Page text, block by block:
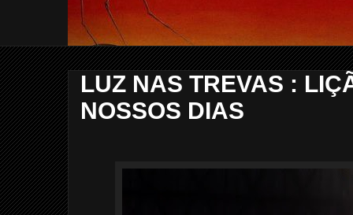
LUZ NAS TREVAS :
NOSSOS DIAS